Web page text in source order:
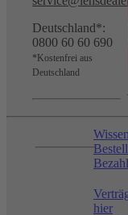
Deutschland*:
0800 60 60 690
*Kostenfrei aus
Deutschland
hier